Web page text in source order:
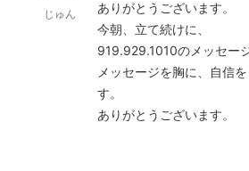
じゅん
ありがとうございます。
今朝、立て続けに、
919.929.1010のメッセー
メッセージを胸に、自信
す。
ありがとうございます。